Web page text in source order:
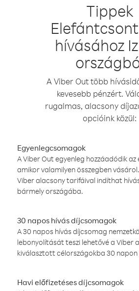
Tippek
hívásához
A Viber Out több
kevesebb pénzért.
rugalmas, alacsony
opcióink közül:
Egyenlegcsomagok
A Viber Out egyenleg hozzáadódik az
amikor valamilyen összegben
Viber alacsony tarifáival indíthat
bármely országába.
30 napos hívás díjcsomagok
A 30 napos hívás díjcsomag
lebonyolítását teszi lehetővé a Viber
kiválasztott célországokba 30
Havi előfizetéses díjcsomagok